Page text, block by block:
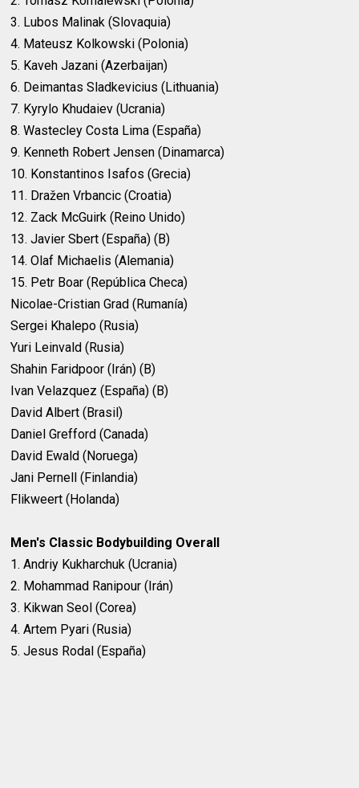
3. Lubos Malinak (Slovaquia)
4. Mateusz Kolkowski (Polonia)
5. Kaveh Jazani (Azerbaijan)
6. Deimantas Sladkevicius (Lithuania)
7. Kyrylo Khudaiev (Ucrania)
8. Wastecley Costa Lima (España)
9. Kenneth Robert Jensen (Dinamarca)
10. Konstantinos Isafos (Grecia)
11. Dražen Vrbancic (Croatia)
12. Zack McGuirk (Reino Unido)
13. Javier Sbert (España) (B)
14. Olaf Michaelis (Alemania)
15. Petr Boar (República Checa)
Nicolae-Cristian Grad (Rumanía)
Sergei Khalepo (Rusia)
Yuri Leinvald (Rusia)
Shahin Faridpoor (Irán) (B)
Ivan Velazquez (España) (B)
David Albert (Brasil)
Daniel Grefford (Canada)
David Ewald (Noruega)
Jani Pernell (Finlandia)
Flikweert (Holanda)
Men's Classic Bodybuilding Overall
1. Andriy Kukharchuk (Ucrania)
2. Mohammad Ranipour (Irán)
3. Kikwan Seol (Corea)
4. Artem Pyari (Rusia)
5. Jesus Rodal (España)